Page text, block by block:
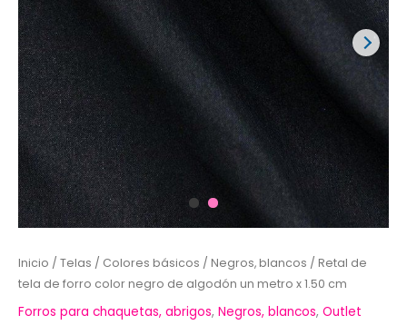
Inicio / Telas / Colores básicos / Negros, blancos / Retal de
tela de forro color negro de algodón un metro x 1.50 cm
Forros para chaquetas, abrigos, Negros, blancos, Outlet